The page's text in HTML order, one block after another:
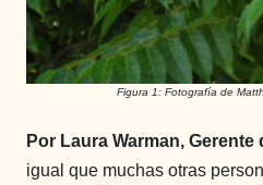
Figura 1: Fotografía de
Por Laura Warman,
igual que muchas otras